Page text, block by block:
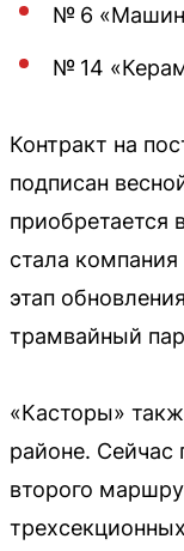
№ 6
№ 14
Контракт на
подписан
приобретается
стала
этап
трамвайный
«Касторы»
районе. Сейчас
второго